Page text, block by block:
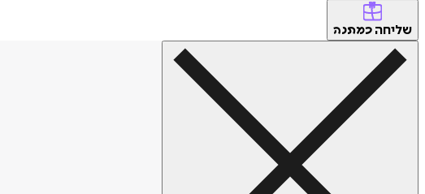
שליחה כמתנה